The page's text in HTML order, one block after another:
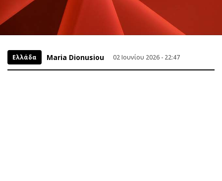
Ελλάδα Maria Dionusiou 02 Ιουνίου 2026 - 22:47